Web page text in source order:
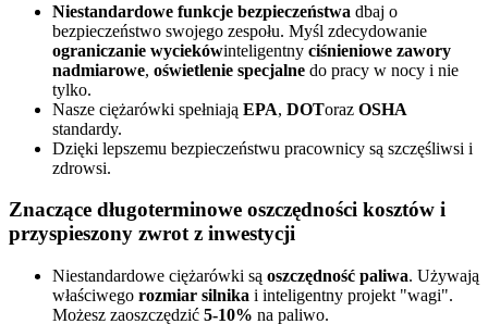
Niestandardowe funkcje bezpieczeństwa dbaj o
bezpieczeństwo swojego zespołu. Myśl zdecydowanie
ograniczanie wyciekówinteligentny ciśnieniowe zawory
nadmiarowe, oświetlenie specjalne do pracy w nocy i nie
tylko.
Nasze ciężarówki spełniają EPA, DOToraz OSHA
standardy.
Dzięki lepszemu bezpieczeństwu pracownicy są szczęśliwsi i
zdrowsi.
Znaczące długoterminowe oszczędności kosztów i
przyspieszony zwrot z inwestycji
Niestandardowe ciężarówki są oszczędność paliwa. Używają
właściwego rozmiar silnika i inteligentny projekt "wagi".
Możesz zaoszczędzić 5-10% na paliwo.